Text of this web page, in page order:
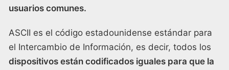
usuarios comunes.
ASCII es el código estadounidense estándar para
el Intercambio de Información, es decir, todos los
dispositivos están codificados iguales para que la